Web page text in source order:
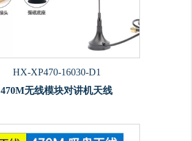
HX-XP470-16030-D1
470M无线模块对讲机天线